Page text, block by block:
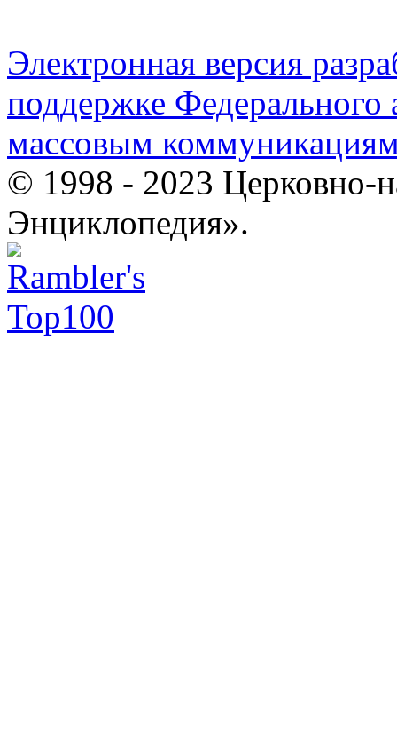
Электронная версия
поддержке Федерального
массовым
© 1998 - 2023 Церковно-
Энциклопедия».